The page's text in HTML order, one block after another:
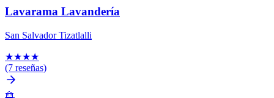
Lavarama Lavandería
San Salvador Tizatlalli
★★★★
(7 reseñas)
🧺